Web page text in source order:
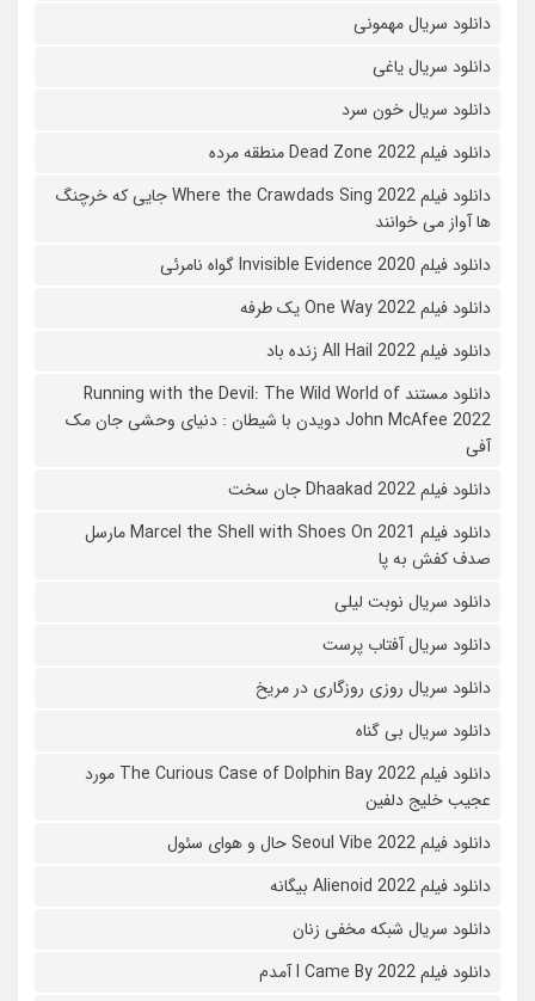
دانلود سریال مهمونی
دانلود سریال یاغی
دانلود سریال خون سرد
دانلود فیلم 2022 Dead Zone منطقه مرده
دانلود فیلم Where the Crawdads Sing 2022 جایی که خرچنگ
ها آواز می خوانند
دانلود فیلم 2020 Invisible Evidence گواه نامرئی
دانلود فیلم One Way 2022 یک طرفه
دانلود فیلم All Hail 2022 زنده باد
دانلود مستند Running with the Devil: The Wild World of
John McAfee 2022 دویدن با شیطان : دنیای وحشی جان مک
آفی
دانلود فیلم Dhaakad 2022 جان سخت
دانلود فیلم Marcel the Shell with Shoes On 2021 مارسل
صدف کفش به پا
دانلود سریال نوبت لیلی
دانلود سریال آفتاب پرست
دانلود سریال روزی روزگاری در مریخ
دانلود سریال بی گناه
دانلود فیلم The Curious Case of Dolphin Bay 2022 مورد
عجیب خلیج دلفین
دانلود فیلم Seoul Vibe 2022 حال و هوای سئول
دانلود فیلم Alienoid 2022 بیگانه
دانلود سریال شبکه مخفی زنان
دانلود فیلم I Came By 2022 آمدم